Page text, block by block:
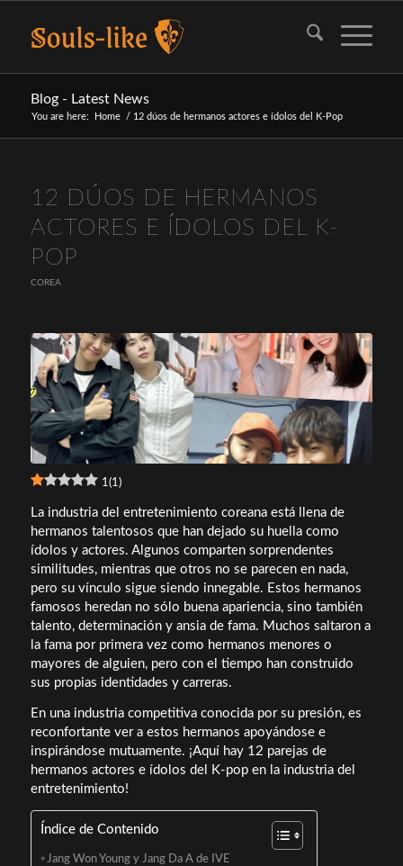
Blog - Latest News
You are here: Home / 12 dúos de hermanos actores e ídolos del K-Pop
12 DÚOS DE HERMANOS
ACTORES E ÍDOLOS DEL K-
POP
COREA
1(1)
La industria del entretenimiento coreana está llena de
hermanos talentosos que han dejado su huella como
ídolos y actores. Algunos comparten sorprendentes
similitudes, mientras que otros no se parecen en nada,
pero su vínculo sigue siendo innegable. Estos hermanos
famosos heredan no sólo buena apariencia, sino también
talento, determinación y ansia de fama. Muchos saltaron a
la fama por primera vez como hermanos menores o
mayores de alguien, pero con el tiempo han construido
sus propias identidades y carreras.
En una industria competitiva conocida por su presión, es
reconfortante ver a estos hermanos apoyándose e
inspirándose mutuamente. ¡Aquí hay 12 parejas de
hermanos actores e ídolos del K-pop en la industria del
entretenimiento!
Índice de Contenido
Jang Won Young y Jang Da A de IVE